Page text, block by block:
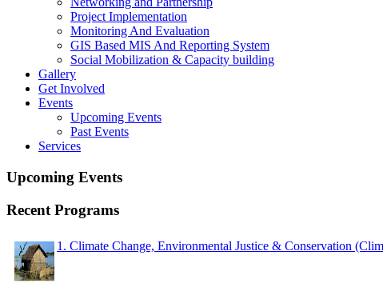
Project Implementation
Monitoring And Evaluation
GIS Based MIS And Reporting System
Social Mobilization & Capacity building
Gallery
Get Involved
Events
Upcoming Events
Past Events
Services
Upcoming Events
Recent Programs
1. Climate Change, Environmental Justice & Conservation